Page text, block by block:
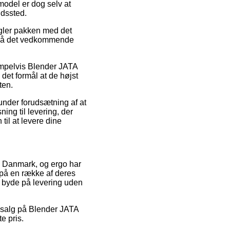
er dog selv at
pakken med det
det vedkommende
Blender JATA
formål at de højst
forudsætning af at
til levering, der
til at levere dine
og ergo har
en række af deres
på levering uden
på Blender JATA
pris.